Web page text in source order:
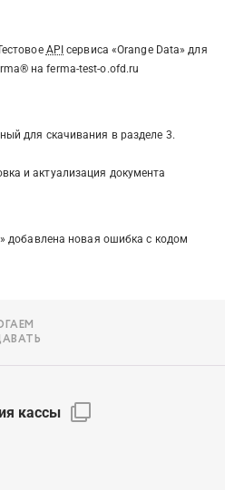
API сервиса «Orange Data» для
на ferma-test-o.ofd.ru
для скачивания в разделе 3.
и актуализация документа
добавлена новая ошибка с кодом
кассы